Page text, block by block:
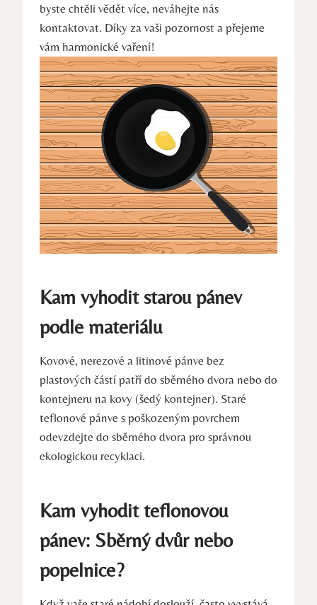
byste chtěli vědět více, neváhejte nás
kontaktovat. Díky za vaši pozornost a přejeme
vám harmonické vaření!
Kam vyhodit starou pánev
podle materiálu
Kovové, nerezové a litinové pánve bez
plastových částí patří do sběrného dvora nebo do
kontejneru na kovy (šedý kontejner). Staré
teflonové pánve s poškozeným povrchem
odevzdejte do sběrného dvora pro správnou
ekologickou recyklaci.
Kam vyhodit teflonovou
pánev: Sběrný dvůr nebo
popelnice?